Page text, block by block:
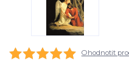
Ohodnotit